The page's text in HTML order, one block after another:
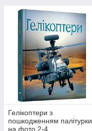
Гелікоптери з
пошкодженням палітурки
на фото 2-4